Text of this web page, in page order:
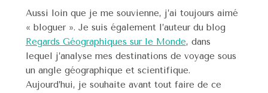
Aussi loin que je me souvienne, j’ai toujours aimé
« bloguer ». Je suis également l’auteur du blog
Regards Géographiques sur le Monde, dans
lequel j’analyse mes destinations de voyage sous
un angle géographique et scientifique.
Aujourd’hui, je souhaite avant tout faire de ce